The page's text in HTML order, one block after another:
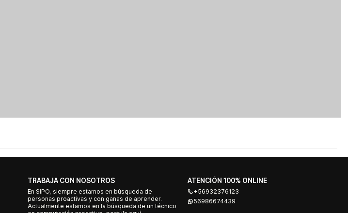
TRABAJA CON NOSOTROS
En SIPO, siempre estamos en búsqueda de
personas proactivas y con ganas de aprender.
Actualmente estamos en la búsqueda de un técnico
ATENCIÓN 100% ONLINE
+56932376123
56986674439